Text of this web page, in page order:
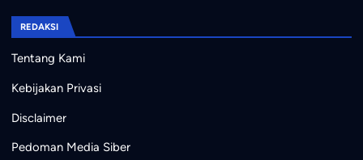
REDAKSI
Tentang Kami
Kebijakan Privasi
Disclaimer
Pedoman Media Siber